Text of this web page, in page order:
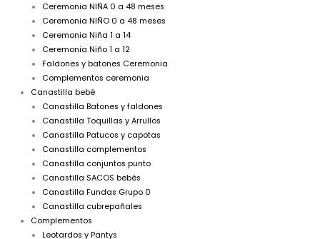
Ceremonia NIÑA 0 a 48 meses
Ceremonia NIÑO 0 a 48 meses
Ceremonia Niña 1 a 14
Ceremonia Niño 1 a 12
Faldones y batones Ceremonia
Complementos ceremonia
Canastilla bebé
Canastilla Batones y faldones
Canastilla Toquillas y Arrullos
Canastilla Patucos y capotas
Canastilla complementos
Canastilla conjuntos punto
Canastilla SACOS bebés
Canastilla Fundas Grupo 0
Canastilla cubrepañales
Complementos
Leotardos y Pantys